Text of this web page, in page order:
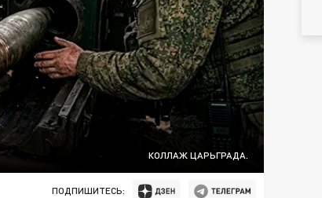
КОЛЛАЖ ЦАРЬГРАДА.
ПОДПИШИТЕСЬ: